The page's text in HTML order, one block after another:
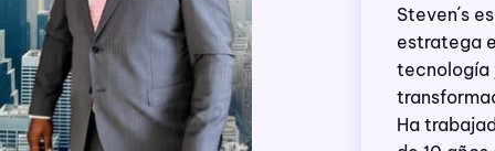
Steven´s
estratega
tecnología
Ha